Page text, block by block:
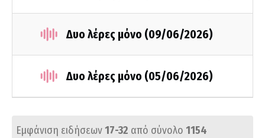
Δυο λέρες μόνο (09/06/2026)
Δυο λέρες μόνο (05/06/2026)
Εμφάνιση ειδήσεων17-32 από σύνολο 1154